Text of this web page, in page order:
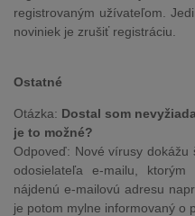
registrovaným užívateľom.
noviniek je zrušiť registráciu.
Ostatné
Otázka: Dostal som
je to možné?
Odpoveď: Nové vírusy dokážu
odosielateľa e-mailu,
nájdenú e-mailovú adresu
je potom mylne informovaný o